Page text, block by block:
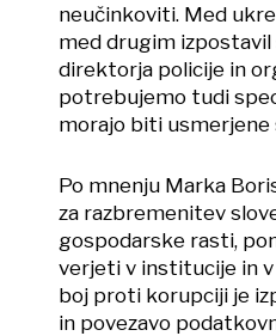
neučinkoviti. Med
med drugim
direktorja policije in
potrebujemo tudi
morajo biti usmerjene
Po mnenju Marka
za razbremenitev
gospodarske rasti,
verjeti v institucije in v
boj proti korupciji je
in povezavo